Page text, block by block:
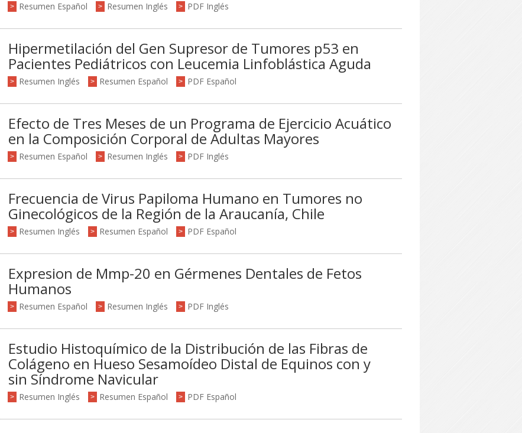
> Resumen Español > Resumen Inglés > PDF Inglés
Hipermetilación del Gen Supresor de Tumores p53 en
Pacientes Pediátricos con Leucemia Linfoblástica Aguda
> Resumen Inglés > Resumen Español > PDF Español
Efecto de Tres Meses de un Programa de Ejercicio Acuático
en la Composición Corporal de Adultas Mayores
> Resumen Español > Resumen Inglés > PDF Inglés
Frecuencia de Virus Papiloma Humano en Tumores no
Ginecológicos de la Región de la Araucanía, Chile
> Resumen Inglés > Resumen Español > PDF Español
Expresion de Mmp-20 en Gérmenes Dentales de Fetos
Humanos
> Resumen Español > Resumen Inglés > PDF Inglés
Estudio Histoquímico de la Distribución de las Fibras de
Colágeno en Hueso Sesamoídeo Distal de Equinos con y
sin Síndrome Navicular
> Resumen Inglés > Resumen Español > PDF Español